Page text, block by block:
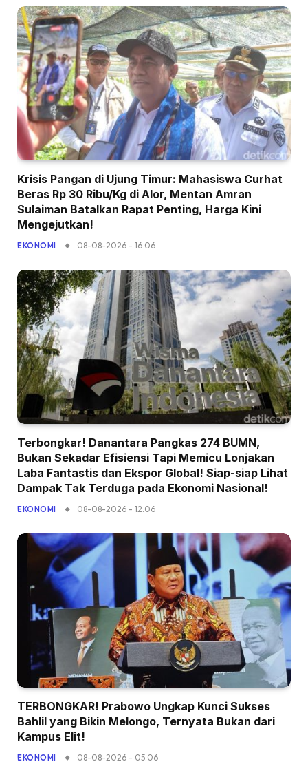
Krisis Pangan di Ujung Timur: Mahasiswa Curhat
Beras Rp 30 Ribu/Kg di Alor, Mentan Amran
Sulaiman Batalkan Rapat Penting, Harga Kini
Mengejutkan!
EKONOMI 08-08-2026 - 16.06
Terbongkar! Danantara Pangkas 274 BUMN,
Bukan Sekadar Efisiensi Tapi Memicu Lonjakan
Laba Fantastis dan Ekspor Global! Siap-siap Lihat
Dampak Tak Terduga pada Ekonomi Nasional!
EKONOMI 08-08-2026 - 12.06
TERBONGKAR! Prabowo Ungkap Kunci Sukses
Bahlil yang Bikin Melongo, Ternyata Bukan dari
Kampus Elit!
EKONOMI 08-08-2026 - 05.06